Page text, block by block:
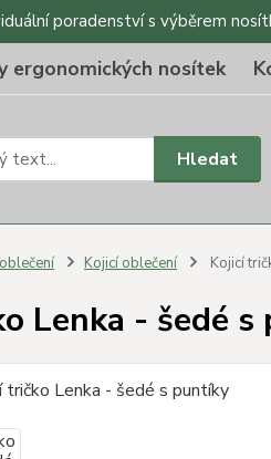
poradenství s výběrem
ergonomických nosítek
Hledat
Kojicí oblečení Kojicí
Lenka - šedé